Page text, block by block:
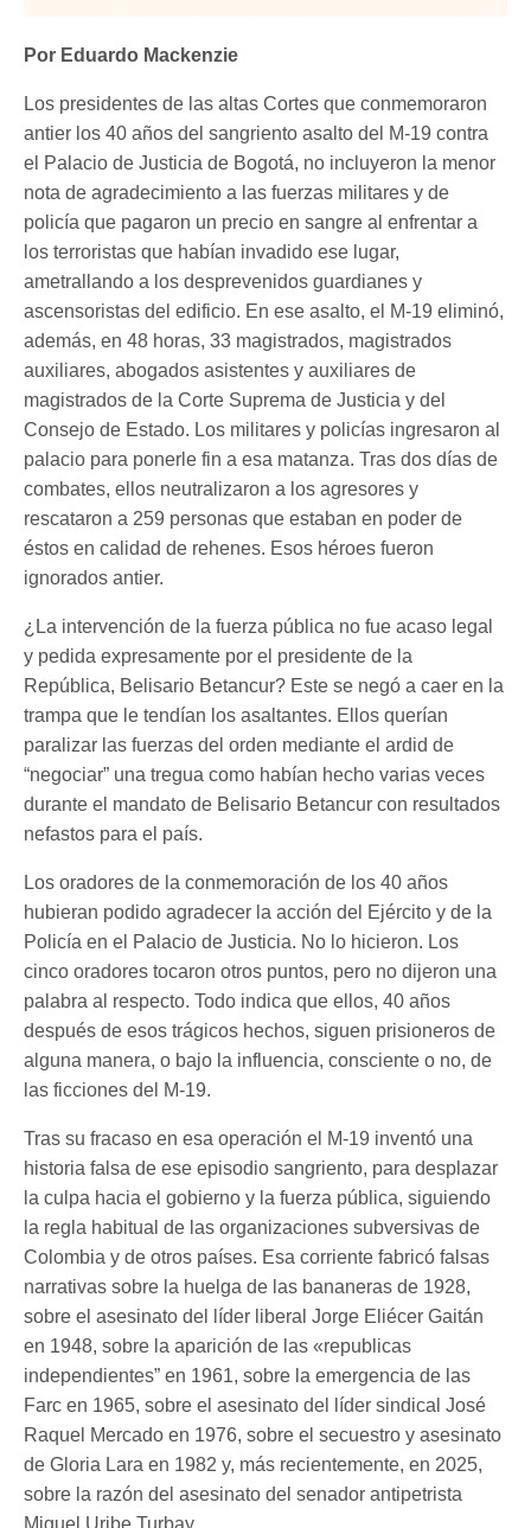
Por Eduardo Mackenzie
Los presidentes de las altas Cortes que conmemoraron
antier los 40 años del sangriento asalto del M-19 contra
el Palacio de Justicia de Bogotá, no incluyeron la menor
nota de agradecimiento a las fuerzas militares y de
policía que pagaron un precio en sangre al enfrentar a
los terroristas que habían invadido ese lugar,
ametrallando a los desprevenidos guardianes y
ascensoristas del edificio. En ese asalto, el M-19 eliminó,
además, en 48 horas, 33 magistrados, magistrados
auxiliares, abogados asistentes y auxiliares de
magistrados de la Corte Suprema de Justicia y del
Consejo de Estado. Los militares y policías ingresaron al
palacio para ponerle fin a esa matanza. Tras dos días de
combates, ellos neutralizaron a los agresores y
rescataron a 259 personas que estaban en poder de
éstos en calidad de rehenes. Esos héroes fueron
ignorados antier.
¿La intervención de la fuerza pública no fue acaso legal
y pedida expresamente por el presidente de la
República, Belisario Betancur? Este se negó a caer en la
trampa que le tendían los asaltantes. Ellos querían
paralizar las fuerzas del orden mediante el ardid de
“negociar” una tregua como habían hecho varias veces
durante el mandato de Belisario Betancur con resultados
nefastos para el país.
Los oradores de la conmemoración de los 40 años
hubieran podido agradecer la acción del Ejército y de la
Policía en el Palacio de Justicia. No lo hicieron. Los
cinco oradores tocaron otros puntos, pero no dijeron una
palabra al respecto. Todo indica que ellos, 40 años
después de esos trágicos hechos, siguen prisioneros de
alguna manera, o bajo la influencia, consciente o no, de
las ficciones del M-19.
Tras su fracaso en esa operación el M-19 inventó una
historia falsa de ese episodio sangriento, para desplazar
la culpa hacia el gobierno y la fuerza pública, siguiendo
la regla habitual de las organizaciones subversivas de
Colombia y de otros países. Esa corriente fabricó falsas
narrativas sobre la huelga de las bananeras de 1928,
sobre el asesinato del líder liberal Jorge Eliécer Gaitán
en 1948, sobre la aparición de las «republicas
independientes” en 1961, sobre la emergencia de las
Farc en 1965, sobre el asesinato del líder sindical José
Raquel Mercado en 1976, sobre el secuestro y asesinato
de Gloria Lara en 1982 y, más recientemente, en 2025,
sobre la razón del asesinato del senador antipetrista
Miguel Uribe Turbay.